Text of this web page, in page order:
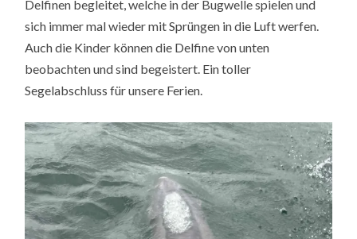
Delfinen begleitet, welche in der Bugwelle spielen und
sich immer mal wieder mit Sprüngen in die Luft werfen.
Auch die Kinder können die Delfine von unten
beobachten und sind begeistert. Ein toller
Segelabschluss für unsere Ferien.